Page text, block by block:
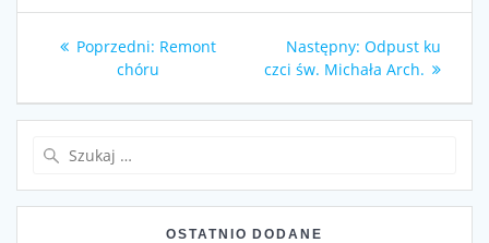
Nawigacja
wpisu
Poprzedni: Poprzedni
Remont
chóru
Następny: Następny
wpis:
Odpust ku
czci św. Michała Arch.
OSTATNIO DODANE